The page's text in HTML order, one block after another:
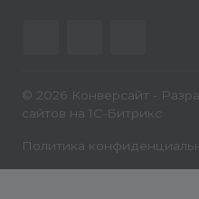
© 2026 Конверсайт -
сайтов на 1С-Битрикс
Политика